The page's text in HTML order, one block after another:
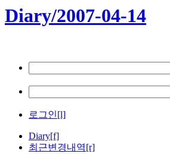
Diary/2007-04-14
로그인[l]
Diary[f]
최근변경내역[r]